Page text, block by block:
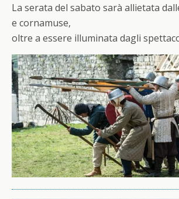
La serata del sabato sarà allietata
e cornamuse,
oltre a essere illuminata dagli